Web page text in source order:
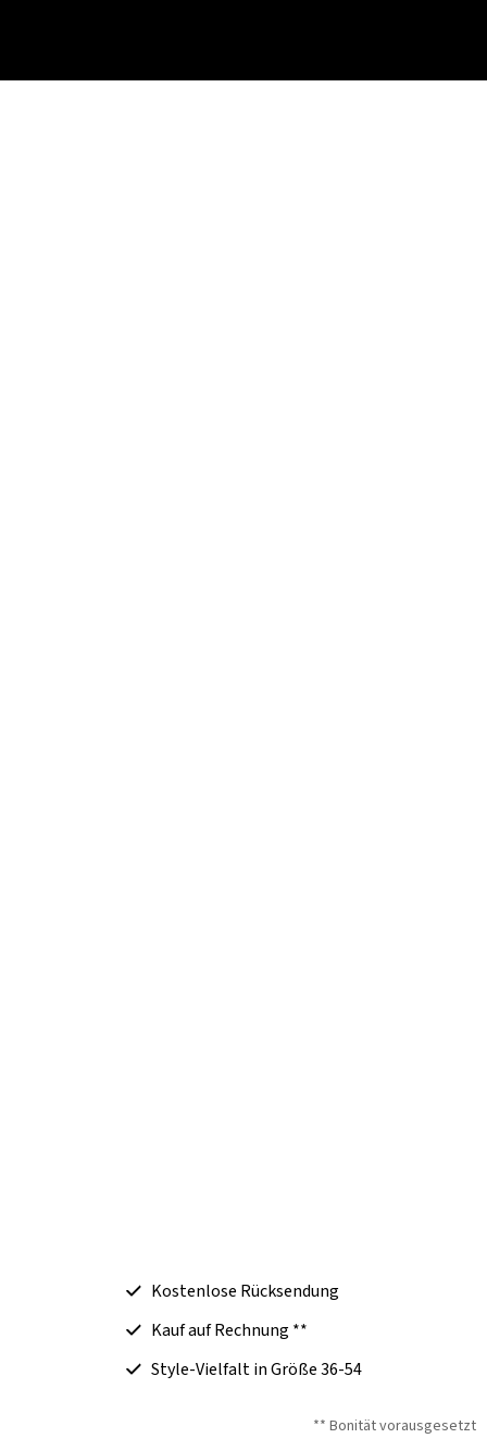
Kostenlose Rücksendung
Kauf auf Rechnung **
Style-Vielfalt in Größe 36-54
** Bonität vorausgesetzt